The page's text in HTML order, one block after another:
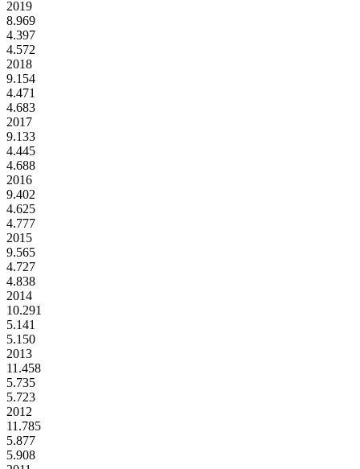
2019
8.969
4.397
4.572
2018
9.154
4.471
4.683
2017
9.133
4.445
4.688
2016
9.402
4.625
4.777
2015
9.565
4.727
4.838
2014
10.291
5.141
5.150
2013
11.458
5.735
5.723
2012
11.785
5.877
5.908